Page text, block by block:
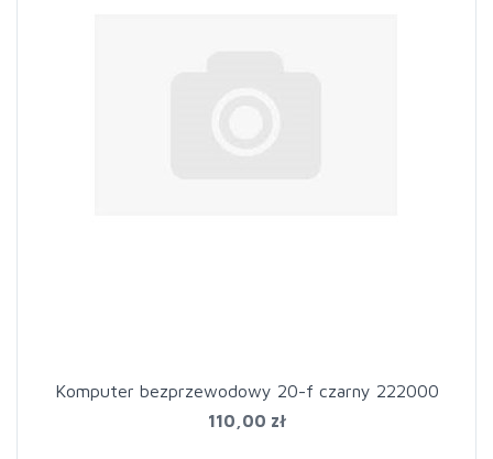
Komputer bezprzewodowy 20-f czarny 222000
110,00 zł